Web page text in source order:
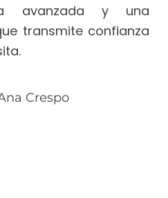
avanzada y una
transmite confianza